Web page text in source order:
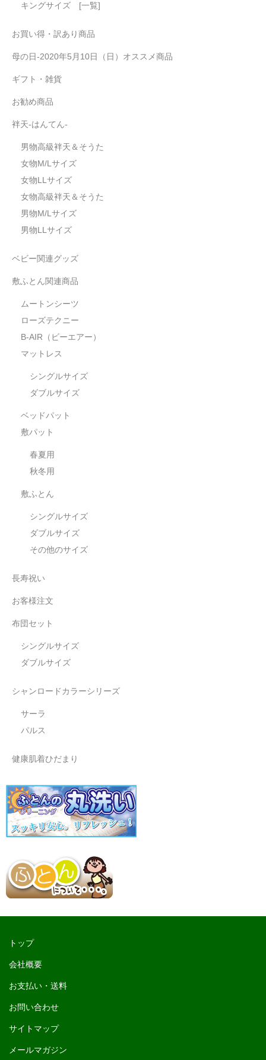
キングサイズ [一覧]
お買い得・訳あり商品
母の日-2020年5月10日（日）オススメ商品
ギフト・雑貨
お勧め商品
袢天-はんてん-
男物高級袢天＆そうた
女物M/Lサイズ
女物LLサイズ
女物高級袢天＆そうた
男物M/Lサイズ
男物LLサイズ
ベビー関連グッズ
敷ふとん関連商品
ムートンシーツ
ローズテクニー
B-AIR（ビーエアー）
マットレス
シングルサイズ
ダブルサイズ
ベッドパット
敷パット
春夏用
秋冬用
敷ふとん
シングルサイズ
ダブルサイズ
その他のサイズ
長寿祝い
お客様注文
布団セット
シングルサイズ
ダブルサイズ
シャンロードカラーシリーズ
サーラ
パルス
健康肌着ひだまり
トップ
会社概要
お支払い・送料
お問い合わせ
サイトマップ
メールマガジン